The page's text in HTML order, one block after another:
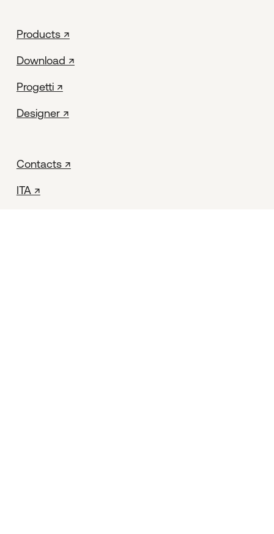
Products ↗
Download ↗
Progetti ↗
Designer ↗
Contacts ↗
ITA ↗